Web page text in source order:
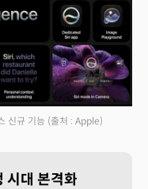
신규 기능 (출처 : Apple)
시대 본격화